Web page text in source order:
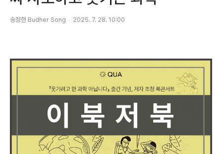
송정현 Budher Song 2025. 7. 28. 10:00